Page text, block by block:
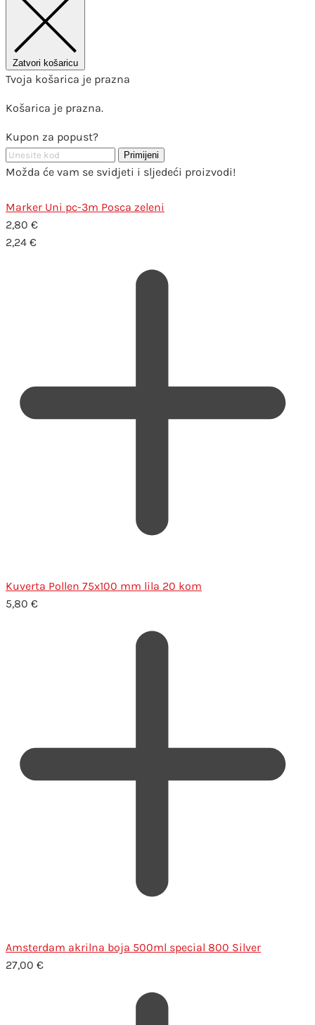
Zatvori košaricu
Tvoja košarica je prazna
Košarica je prazna.
Kupon za popust?
Primijeni
Možda će vam se svidjeti i sljedeći proizvodi!
Marker Uni pc-3m Posca zeleni
2,80 €
2,24 €
Kuverta Pollen 75x100 mm lila 20 kom
5,80 €
Amsterdam akrilna boja 500ml special 800 Silver
27,00 €